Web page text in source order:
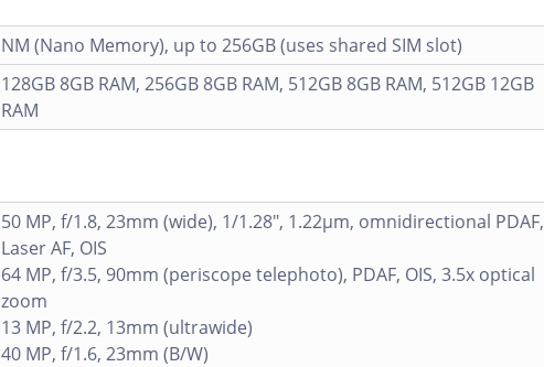
NM (Nano Memory), up to 256GB (uses shared SIM slot)
128GB 8GB RAM, 256GB 8GB RAM, 512GB 8GB RAM, 512GB 12GB
RAM
50 MP, f/1.8, 23mm (wide), 1/1.28", 1.22µm, omnidirectional PDAF,
Laser AF, OIS
64 MP, f/3.5, 90mm (periscope telephoto), PDAF, OIS, 3.5x optical
zoom
13 MP, f/2.2, 13mm (ultrawide)
40 MP, f/1.6, 23mm (B/W)